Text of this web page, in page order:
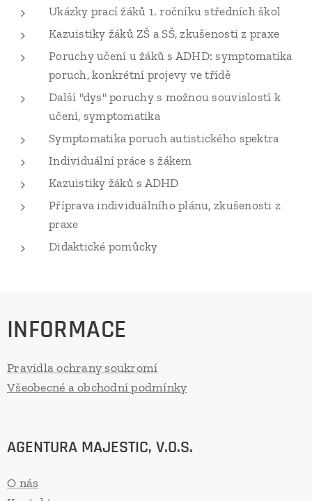
Ukázky prací žáků 1. ročníku středních škol
Kazuistiky žáků ZŠ a SŠ, zkušenosti z praxe
Poruchy učení u žáků s ADHD: symptomatika
poruch, konkrétní projevy ve třídě
Další "dys" poruchy s možnou souvislostí k
učení, symptomatika
Symptomatika poruch autistického spektra
Individuální práce s žákem
Kazuistiky žáků s ADHD
Příprava individuálního plánu, zkušenosti z
praxe
Didaktické pomůcky
INFORMACE
Pravidla ochrany soukromí
Všeobecné a obchodní podmínky
AGENTURA MAJESTIC, V.O.S.
O nás